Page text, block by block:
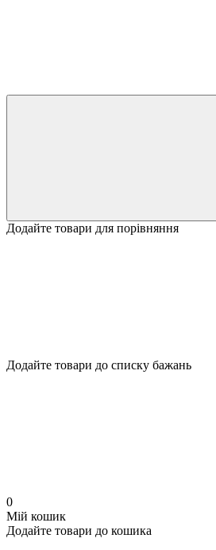
Додайте товари для порівняння
Додайте товари до списку бажань
0
Мій кошик
Додайте товари до кошика